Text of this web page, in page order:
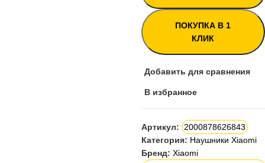
ПОКУПКА В 1
КЛИК
Добавить для сравнения
В избранное
Артикул:
2000878626843
Категория: Наушники Xiaomi
Бренд: Xiaomi